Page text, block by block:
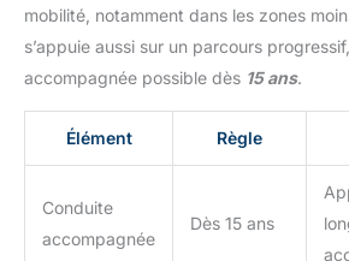
mobilité, notamment dans les zones
s’appuie aussi sur un parcours
accompagnée possible dès 15 ans.
Élément Règle
Conduite
accompagnée
Dès 15 ans